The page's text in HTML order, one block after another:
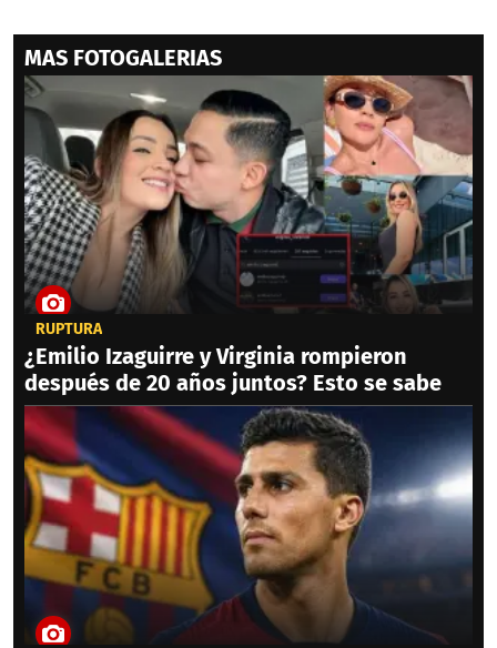
MAS FOTOGALERIAS
RUPTURA
¿Emilio Izaguirre y Virginia rompieron
después de 20 años juntos? Esto se sabe